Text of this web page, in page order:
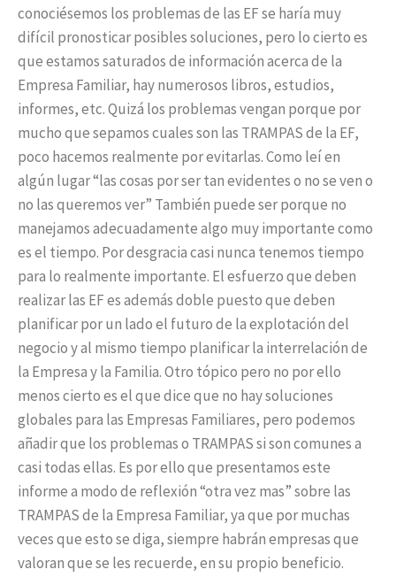
conociésemos los problemas de las EF se haría muy
difícil pronosticar posibles soluciones, pero lo cierto es
que estamos saturados de información acerca de la
Empresa Familiar, hay numerosos libros, estudios,
informes, etc. Quizá los problemas vengan porque por
mucho que sepamos cuales son las TRAMPAS de la EF,
poco hacemos realmente por evitarlas. Como leí en
algún lugar “las cosas por ser tan evidentes o no se ven o
no las queremos ver” También puede ser porque no
manejamos adecuadamente algo muy importante como
es el tiempo. Por desgracia casi nunca tenemos tiempo
para lo realmente importante. El esfuerzo que deben
realizar las EF es además doble puesto que deben
planificar por un lado el futuro de la explotación del
negocio y al mismo tiempo planificar la interrelación de
la Empresa y la Familia. Otro tópico pero no por ello
menos cierto es el que dice que no hay soluciones
globales para las Empresas Familiares, pero podemos
añadir que los problemas o TRAMPAS si son comunes a
casi todas ellas. Es por ello que presentamos este
informe a modo de reflexión “otra vez mas” sobre las
TRAMPAS de la Empresa Familiar, ya que por muchas
veces que esto se diga, siempre habrán empresas que
valoran que se les recuerde, en su propio beneficio.